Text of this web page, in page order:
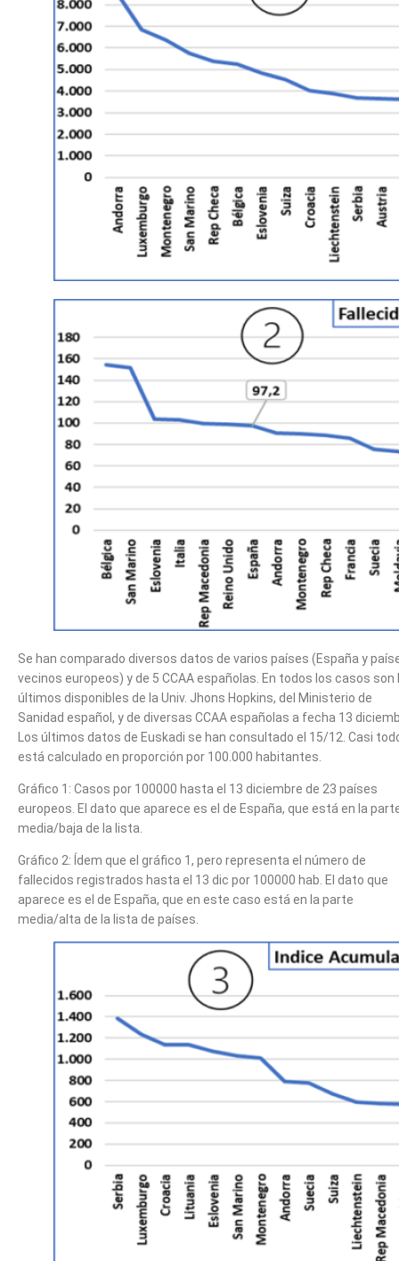
Se han comparado diversos datos de varios países (España y
vecinos europeos) y de 5 CCAA españolas. En todos los casos son
últimos disponibles de la Univ. Jhons Hopkins, del Ministerio de
Sanidad español, y de diversas CCAA españolas a fecha 13
Los últimos datos de Euskadi se han consultado el 15/12. Casi
está calculado en proporción por 100.000 habitantes.
Gráfico 1: Casos por 100000 hasta el 13 diciembre de 23 países
europeos. El dato que aparece es el de España, que está en la
media/baja de la lista.
Gráfico 2: Ídem que el gráfico 1, pero representa el número de
fallecidos registrados hasta el 13 dic por 100000 hab. El dato que
aparece es el de España, que en este caso está en la parte
media/alta de la lista de países.